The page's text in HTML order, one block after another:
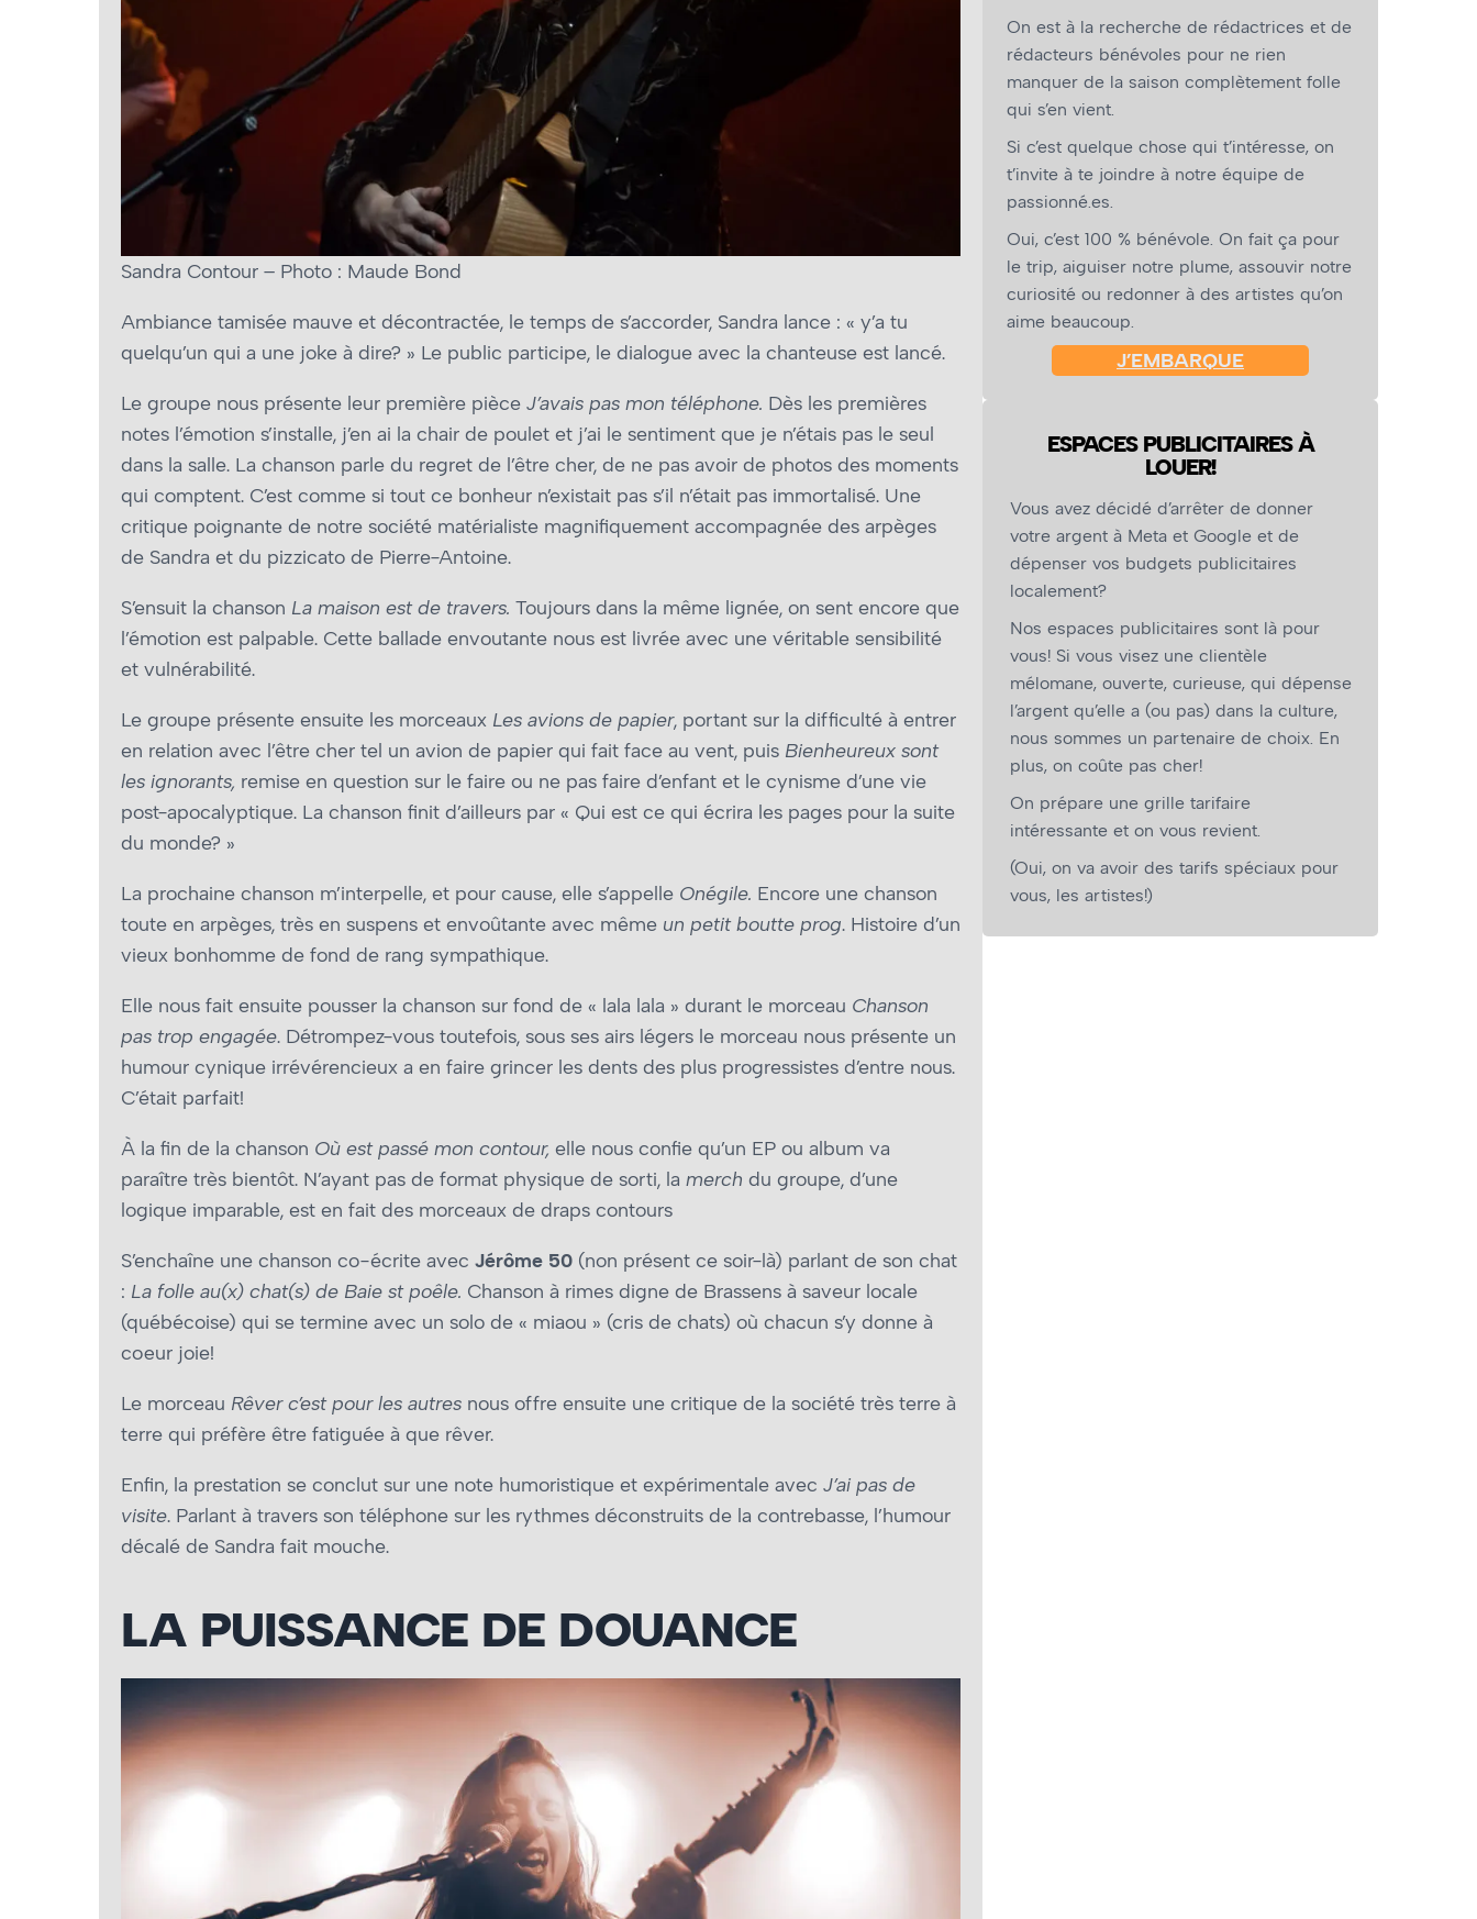
Sandra Contour – Photo : Maude Bond
Ambiance tamisée mauve et décontractée, le temps de s’accorder, Sandra lance : « y’a tu
quelqu’un qui a une joke à dire? » Le public participe, le dialogue avec la chanteuse est lancé.
Le groupe nous présente leur première pièce J’avais pas mon téléphone. Dès les premières
notes l’émotion s’installe, j’en ai la chair de poulet et j’ai le sentiment que je n’étais pas le seul
dans la salle. La chanson parle du regret de l’être cher, de ne pas avoir de photos des moments
qui comptent. C’est comme si tout ce bonheur n’existait pas s’il n’était pas immortalisé. Une
critique poignante de notre société matérialiste magnifiquement accompagnée des arpèges
de Sandra et du pizzicato de Pierre-Antoine.
S’ensuit la chanson La maison est de travers. Toujours dans la même lignée, on sent encore que
l’émotion est palpable. Cette ballade envoutante nous est livrée avec une véritable sensibilité
et vulnérabilité.
Le groupe présente ensuite les morceaux Les avions de papier, portant sur la difficulté à entrer
en relation avec l’être cher tel un avion de papier qui fait face au vent, puis Bienheureux sont
les ignorants, remise en question sur le faire ou ne pas faire d’enfant et le cynisme d’une vie
post-apocalyptique. La chanson finit d’ailleurs par « Qui est ce qui écrira les pages pour la suite
du monde? »
La prochaine chanson m’interpelle, et pour cause, elle s’appelle Onégile. Encore une chanson
toute en arpèges, très en suspens et envoûtante avec même un petit boutte prog. Histoire d’un
vieux bonhomme de fond de rang sympathique.
Elle nous fait ensuite pousser la chanson sur fond de « lala lala » durant le morceau Chanson
pas trop engagée. Détrompez-vous toutefois, sous ses airs légers le morceau nous présente un
humour cynique irrévérencieux a en faire grincer les dents des plus progressistes d’entre nous.
C’était parfait!
À la fin de la chanson Où est passé mon contour, elle nous confie qu’un EP ou album va
paraître très bientôt. N’ayant pas de format physique de sorti, la merch du groupe, d’une
logique imparable, est en fait des morceaux de draps contours
S’enchaîne une chanson co-écrite avec Jérôme 50 (non présent ce soir-là) parlant de son chat
: La folle au(x) chat(s) de Baie st poêle. Chanson à rimes digne de Brassens à saveur locale
(québécoise) qui se termine avec un solo de « miaou » (cris de chats) où chacun s’y donne à
cœur joie!
Le morceau Rêver c’est pour les autres nous offre ensuite une critique de la société très terre à
terre qui préfère être fatiguée à que rêver.
Enfin, la prestation se conclut sur une note humoristique et expérimentale avec J’ai pas de
visite. Parlant à travers son téléphone sur les rythmes déconstruits de la contrebasse, l’humour
décalé de Sandra fait mouche.
LA PUISSANCE DE DOUANCE
On est à la recherche de rédactrices et de
rédacteurs bénévoles pour ne rien
manquer de la saison complètement folle
qui s’en vient.
Si c’est quelque chose qui t’intéresse, on
t’invite à te joindre à notre équipe de
passionné.es.
Oui, c’est 100 % bénévole. On fait ça pour
le trip, aiguiser notre plume, assouvir notre
curiosité ou redonner à des artistes qu’on
aime beaucoup.
J’EMBARQUE
ESPACES PUBLICITAIRES À
LOUER!
Vous avez décidé d’arrêter de donner
votre argent à Meta et Google et de
dépenser vos budgets publicitaires
localement?
Nos espaces publicitaires sont là pour
vous! Si vous visez une clientèle
mélomane, ouverte, curieuse, qui dépense
l’argent qu’elle a (ou pas) dans la culture,
nous sommes un partenaire de choix. En
plus, on coûte pas cher!
On prépare une grille tarifaire
intéressante et on vous revient.
(Oui, on va avoir des tarifs spéciaux pour
vous, les artistes!)